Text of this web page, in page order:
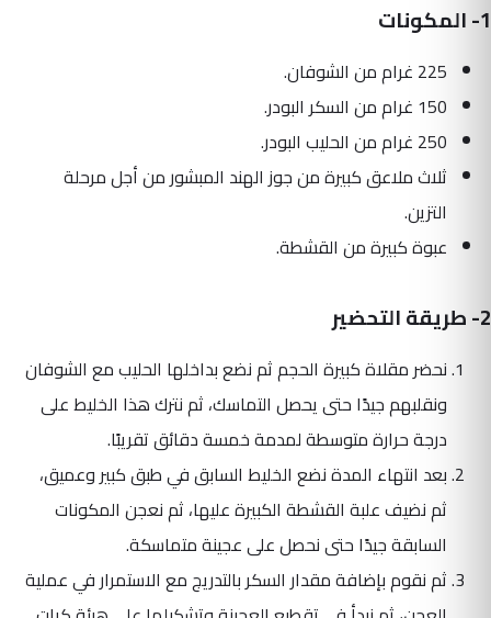
1- المكونات
225 غرام من الشوفان.
150 غرام من السكر البودر.
250 غرام من الحليب البودر.
ثلاث ملاعق كبيرة من جوز الهند المبشور من أجل مرحلة
التزين.
عبوة كبيرة من القشطة.
2- طريقة التحضير
نحضر مقلاة كبيرة الحجم ثم نضع بداخلها الحليب مع الشوفان
ونقلبهم جيدًا حتى يحصل التماسك، ثم نترك هذا الخليط على
درجة حرارة متوسطة لمدمة خمسة دقائق تقريبًا.
بعد انتهاء المدة نضع الخليط السابق في طبق كبير وعميق،
ثم نضيف علبة القشطة الكبيرة عليها، ثم نعجن المكونات
السابقة جيدًا حتى نحصل على عجينة متماسكة.
ثم نقوم بإضافة مقدار السكر بالتدريج مع الاستمرار في عملية